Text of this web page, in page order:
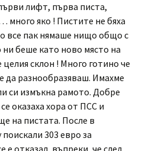
лифт, първа писта,
яко ! Пистите не бяха
все пак нямаше нищо общо с
беше като ново място на
склон ! Много готино че
да разнообразяваш. Имахме
си измъкна рамото. Добре
оказаха хора от ПСС и
на пистата. После в
303 евро за
е отказал, въпреки, че след